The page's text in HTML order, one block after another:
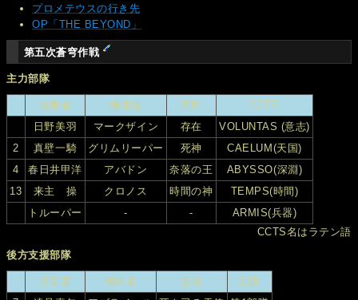
プロメテウスの行き先
OP「THE BEYOND」
第五次蒼穹作戦
主力部隊
搭乗者 機体名 意味
CCTS
日野美羽
マークザイン 存在
VOLUNTAS (意志)
2
真壁一騎 グリムリーパー 死神
CAELUM(天国)
4
春日井甲洋 アバドン 奈落の王
ABYSSO(深淵)
13
来主 操 クロノス 時間の神
TEMPS(時間)
トルーパー
- -
ARMIS(兵器)
CCTS名はラテン語
後方支援部隊
搭乗者 機体名 意味
部隊